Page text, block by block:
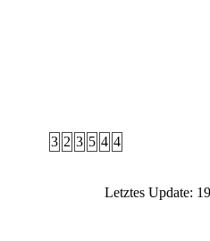
3 2 3 5 4 4
Letztes Update: